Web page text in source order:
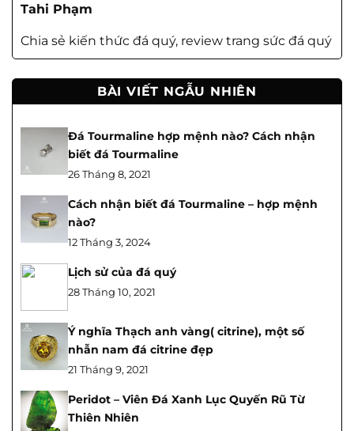
Tahi Phạm
Chia sẻ kiến thức đá quý, review trang sức đá quý
BÀI VIẾT NGẪU NHIÊN
Đá Tourmaline hợp mệnh nào? Cách nhận
biết đá Tourmaline
26 Tháng 8, 2021
Cách nhận biết đá Tourmaline – hợp mệnh
nào?
12 Tháng 3, 2024
Lịch sử của đá quý
28 Tháng 10, 2021
Ý nghĩa Thạch anh vàng( citrine), một số
nhẫn nam đá citrine đẹp
21 Tháng 9, 2021
Peridot – Viên Đá Xanh Lục Quyến Rũ Từ
Thiên Nhiên